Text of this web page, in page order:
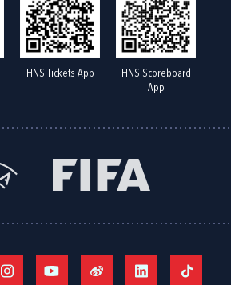
HNS Tickets App
HNS Scoreboard
App